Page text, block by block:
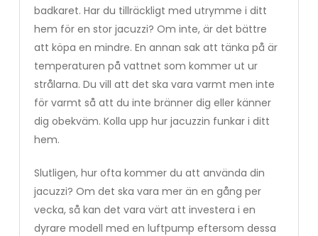
badkaret. Har du tillräckligt med utrymme i ditt
hem för en stor jacuzzi? Om inte, är det bättre
att köpa en mindre. En annan sak att tänka på är
temperaturen på vattnet som kommer ut ur
strålarna. Du vill att det ska vara varmt men inte
för varmt så att du inte bränner dig eller känner
dig obekväm. Kolla upp hur jacuzzin funkar i ditt
hem.
Slutligen, hur ofta kommer du att använda din
jacuzzi? Om det ska vara mer än en gång per
vecka, så kan det vara värt att investera i en
dyrare modell med en luftpump eftersom dessa